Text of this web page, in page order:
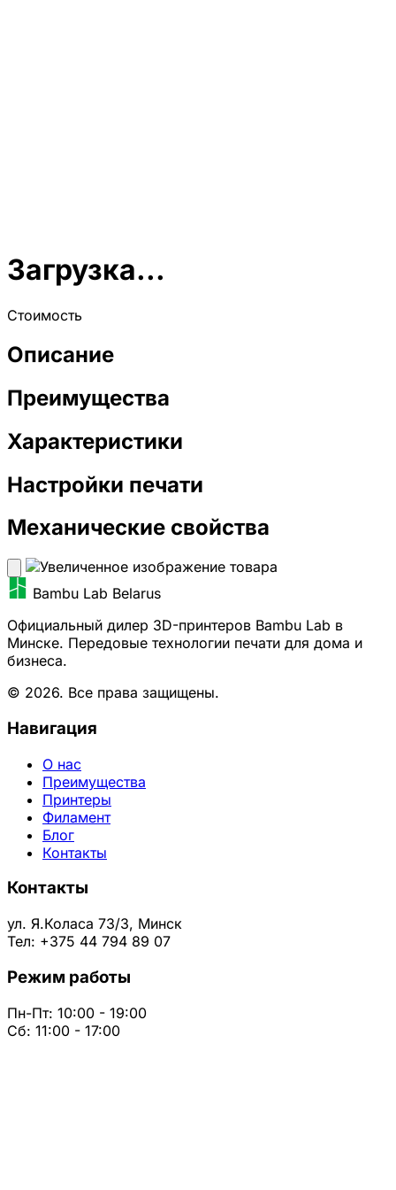
Загрузка...
Стоимость
Описание
Преимущества
Характеристики
Настройки печати
Механические свойства
Bambu Lab Belarus
Официальный дилер 3D-принтеров Bambu Lab в
Минске. Передовые технологии печати для дома и
бизнеса.
© 2026. Все права защищены.
Навигация
О нас
Преимущества
Принтеры
Филамент
Блог
Контакты
Контакты
ул. Я.Коласа 73/3, Минск
Тел: +375 44 794 89 07
Режим работы
Пн-Пт: 10:00 - 19:00
Сб: 11:00 - 17:00